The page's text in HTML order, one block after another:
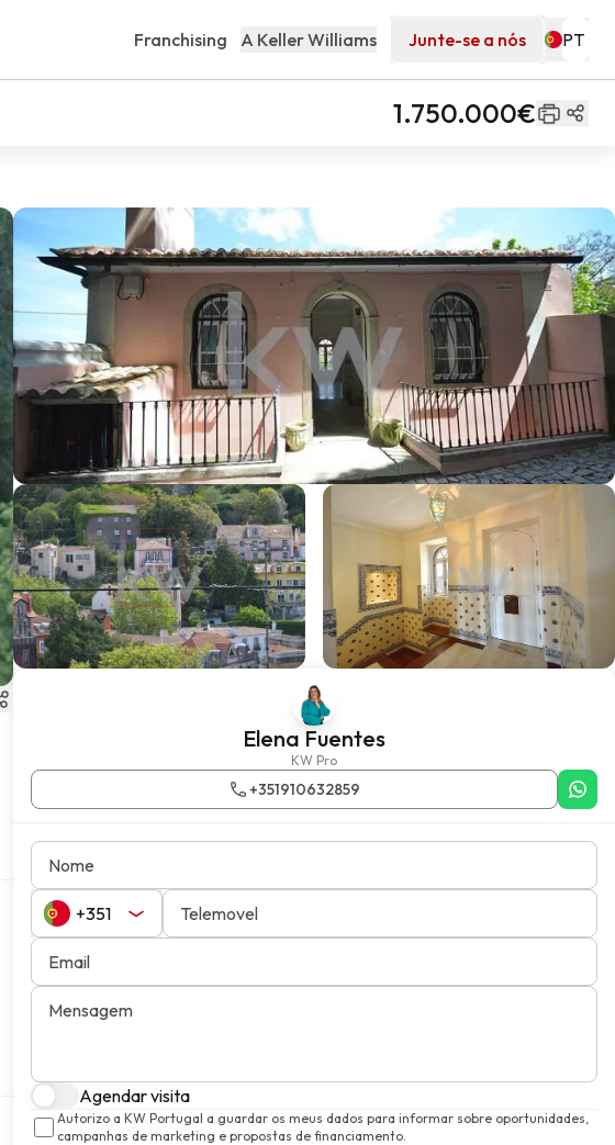
Franchising A Keller Williams Junte-se a nós
1.750.000€
Elena Fuentes
KW Pro
+351910632859
Nome
Telemovel
Email
Mensagem
Agendar visita
Autorizo a KW Portugal a guardar os meus dados para informar sobre oportunidades,
campanhas de marketing e propostas de financiamento.